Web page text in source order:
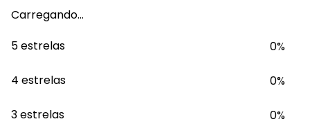
Carregando…
5 estrelas
0%
4 estrelas 0%
3 estrelas 0%